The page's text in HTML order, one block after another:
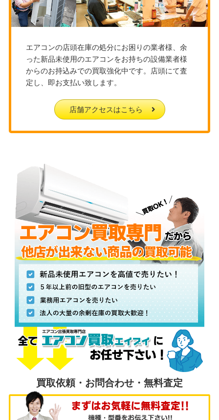
エアコンの店頭在庫の処分にお困りの業者様、余
った新品未使用のエアコンをお持ちの設備業者様
からのお持込みでの買取強化中です。店頭にて査
定し、即お支払い致します。
店舗アクセスはこちら
買取依頼・お問合わせ・無料査定